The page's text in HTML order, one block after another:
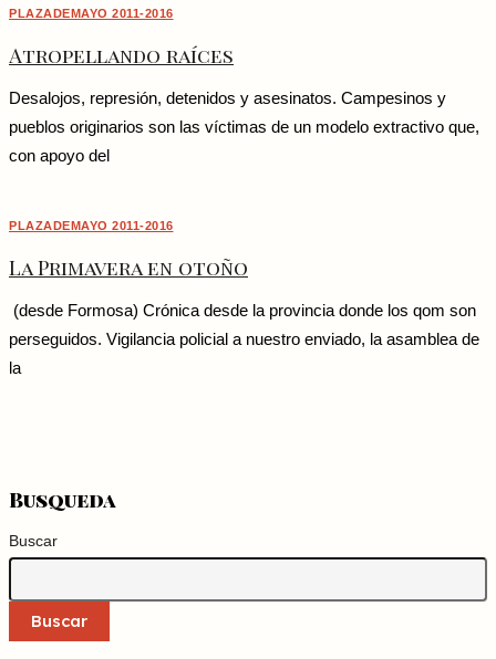
PLAZADEMAYO 2011-2016
Atropellando raíces
Desalojos, represión, detenidos y asesinatos. Campesinos y
pueblos originarios son las víctimas de un modelo extractivo que,
con apoyo del
PLAZADEMAYO 2011-2016
La Primavera en otoño
(desde Formosa) Crónica desde la provincia donde los qom son
perseguidos. Vigilancia policial a nuestro enviado, la asamblea de
la
Busqueda
Buscar
Buscar